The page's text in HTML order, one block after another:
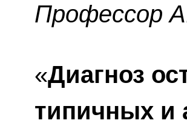
Профессор
«Диагноз
типичных и